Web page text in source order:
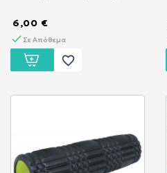
6,00 €
Σε Απόθεμα
favorite_border